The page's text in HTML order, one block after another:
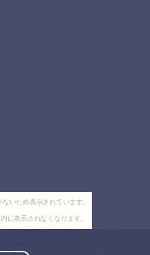
いため表示されています。
に表示されなくなります。